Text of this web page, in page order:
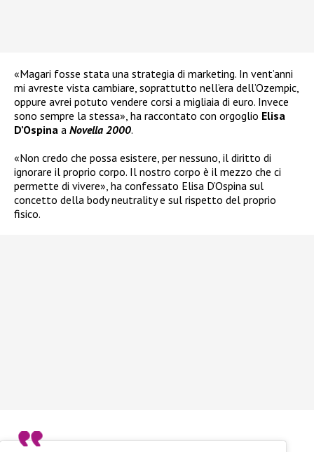
«Magari fosse stata una strategia di marketing. In vent’anni
mi avreste vista cambiare, soprattutto nell’era dell’Ozempic,
oppure avrei potuto vendere corsi a migliaia di euro. Invece
sono sempre la stessa», ha raccontato con orgoglio Elisa
D’Ospina a Novella 2000.
«Non credo che possa esistere, per nessuno, il diritto di
ignorare il proprio corpo. Il nostro corpo è il mezzo che ci
permette di vivere», ha confessato Elisa D’Ospina sul
concetto della body neutrality e sul rispetto del proprio
fisico.